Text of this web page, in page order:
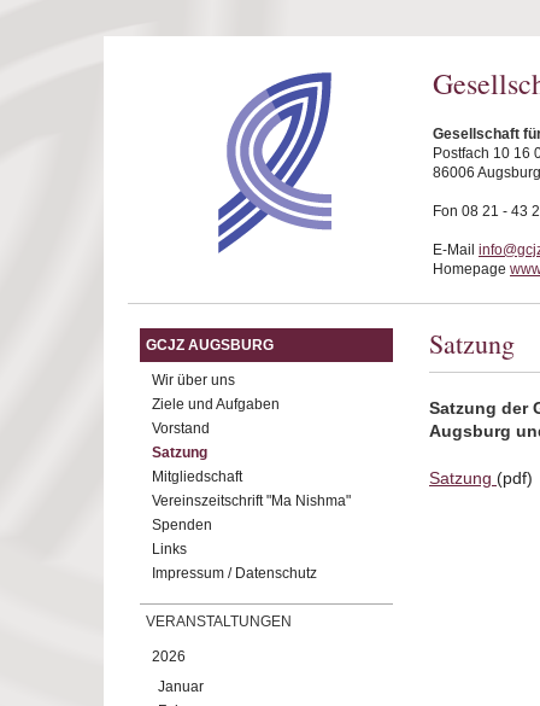
Gesellschaft
Postfach 10 16
86006 Augsburg
Fon 08 21 - 43
E-Mail
Homepage
GCJZ AUGSBURG
Wir über uns
Ziele und Aufgaben
Vorstand
Satzung
Mitgliedschaft
Vereinszeitschrift "Ma Nishma"
Spenden
Links
Impressum / Datenschutz
VERANSTALTUNGEN
2026
Januar
Satzung
Satzung der
Augsburg
Satzung (pdf)